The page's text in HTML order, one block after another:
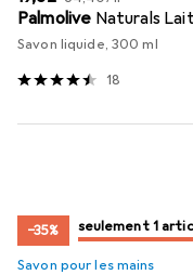
Palmolive Naturals
Savon liquide, 300 ml
18
−35% juste 1 pièceen
seulement 1
Savon pour les mains